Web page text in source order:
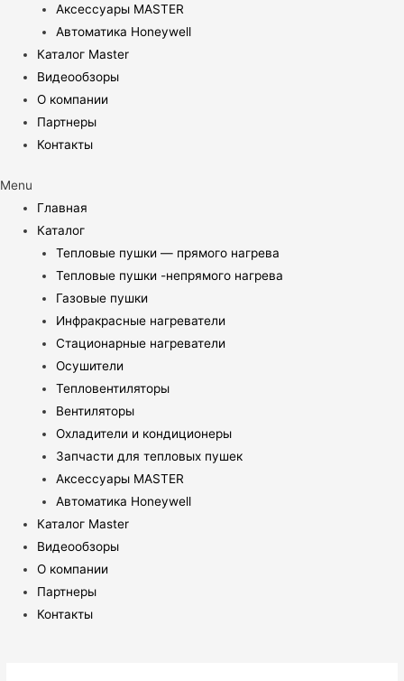
Аксессуары MASTER
Автоматика Honeywell
Каталог Master
Видеообзоры
О компании
Партнеры
Контакты
Menu
Главная
Каталог
Тепловые пушки — прямого нагрева
Тепловые пушки -непрямого нагрева
Газовые пушки
Инфракрасные нагреватели
Стационарные нагреватели
Осушители
Тепловентиляторы
Вентиляторы
Охладители и кондиционеры
Запчасти для тепловых пушек
Аксессуары MASTER
Автоматика Honeywell
Каталог Master
Видеообзоры
О компании
Партнеры
Контакты